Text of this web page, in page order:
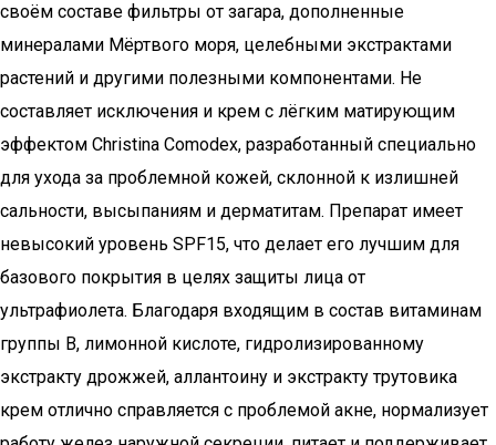
своём составе фильтры от загара, дополненные
минералами Мёртвого моря, целебными экстрактами
растений и другими полезными компонентами. Не
составляет исключения и крем с лёгким матирующим
эффектом Christina Comodex, разработанный специально
для ухода за проблемной кожей, склонной к излишней
сальности, высыпаниям и дерматитам. Препарат имеет
невысокий уровень SPF15, что делает его лучшим для
базового покрытия в целях защиты лица от
ультрафиолета. Благодаря входящим в состав витаминам
группы В, лимонной кислоте, гидролизированному
экстракту дрожжей, аллантоину и экстракту трутовика
крем отлично справляется с проблемой акне, нормализует